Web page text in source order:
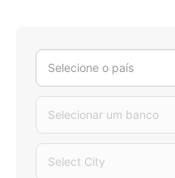
Selecione o país
Selecionar um banco
Select City